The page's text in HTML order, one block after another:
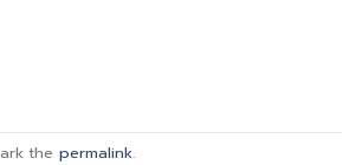
thepermalink.